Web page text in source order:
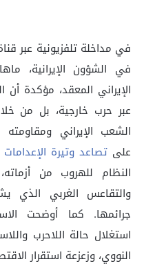
في مداخلة تلفزيونية عبر
في الشؤون الإيرانية،
الإيراني المعقد، مؤكدة
عبر حرب خارجية، بل من
الشعب الإيراني
علىتصاعد وتيرة الإعدامات
النظام للهروب من
والتقاعس الغربي الذي
جرائمها. كما أوضحت
استغلال حالة اللاحرب
النووي، وزعزعة استقرار